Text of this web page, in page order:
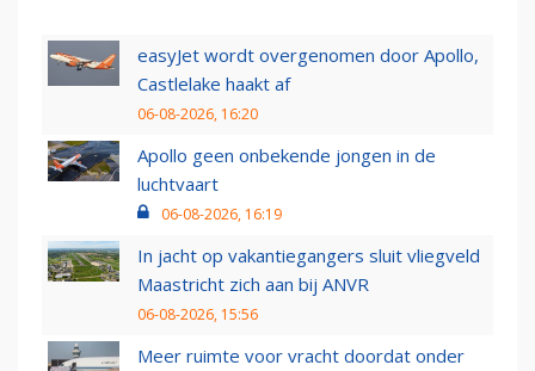
easyJet wordt overgenomen door Apollo,
Castlelake haakt af
06-08-2026, 16:20
Apollo geen onbekende jongen in de
luchtvaart
06-08-2026, 16:19
In jacht op vakantiegangers sluit vliegveld
Maastricht zich aan bij ANVR
06-08-2026, 15:56
Meer ruimte voor vracht doordat onder